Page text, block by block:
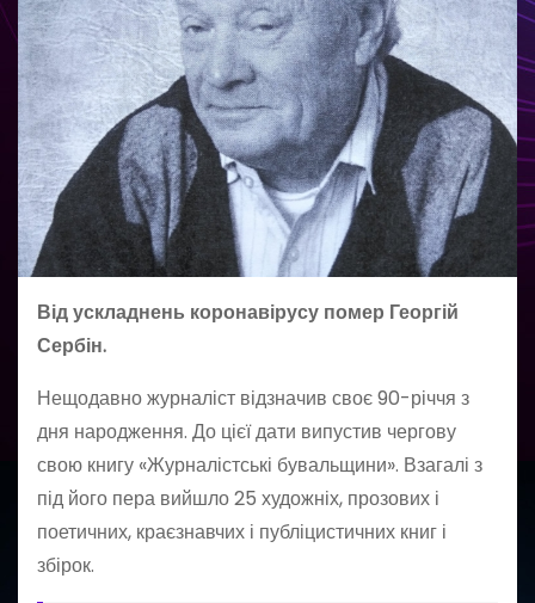
Від ускладнень коронавірусу помер Георгій
Сербін.
Нещодавно журналіст відзначив своє 90-річчя з
дня народження. До цієї дати випустив чергову
свою книгу «Журналістські бувальщини». Взагалі з
під його пера вийшло 25 художніх, прозових і
поетичних, краєзнавчих і публіцистичних книг і
збірок.